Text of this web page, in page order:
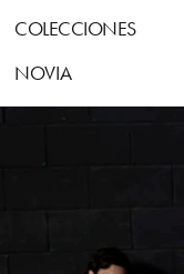
COLECCIONES
NOVIA